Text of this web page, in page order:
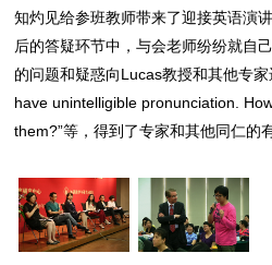
知灼见给参班教师带来了迎接英语演
后的答疑环节中，与会老师纷纷就自
的问题和疑惑向Lucas教授和其他专
have unintelligible pronunciation.
them?”等，得到了专家和其他同仁的